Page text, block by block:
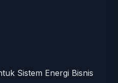
Sistem Energi Bisnis